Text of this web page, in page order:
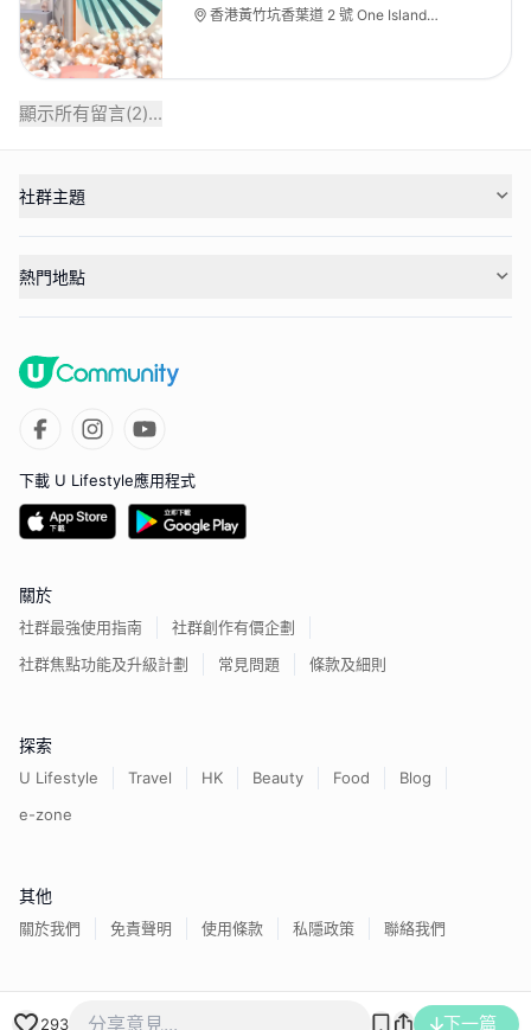
香港黃竹坑香葉道 2 號 One Island
顯示所有留言(2)...
293 下一篇
社群主題
熱門地點
下載 U Lifestyle應用程式
關於
社群最強使用指南
社群創作有價企劃
社群焦點功能及升級計劃
常見問題 條款及細則
探索
U Lifestyle Travel HK Beauty Food
Blog
e-zone
其他
關於我們 免責聲明 使用條款 私隱政策 聯絡我們
香港經濟日報版權所有©